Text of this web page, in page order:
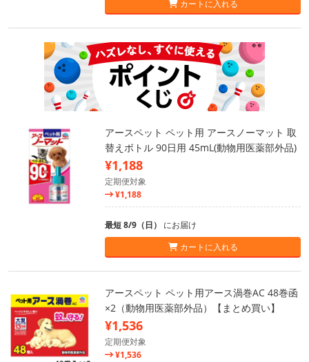
カートに入れる
アースペット ペット用 アースノーマット 取
替えボトル 90日用 45mL(動物用医薬部外品)
¥1,188
定期便対象
¥1,188
最短 8/9（日） にお届け
カートに入れる
アースペット ペット用アース渦巻AC 48巻函
×2（動物用医薬部外品）【まとめ買い】
¥1,536
定期便対象
¥1,536